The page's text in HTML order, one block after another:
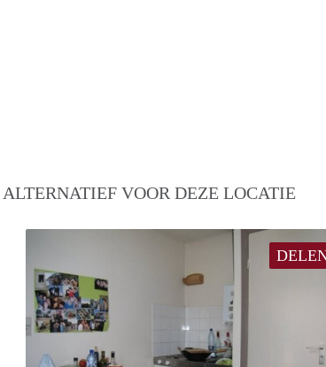
ALTERNATIEF VOOR DEZE LOCATIE